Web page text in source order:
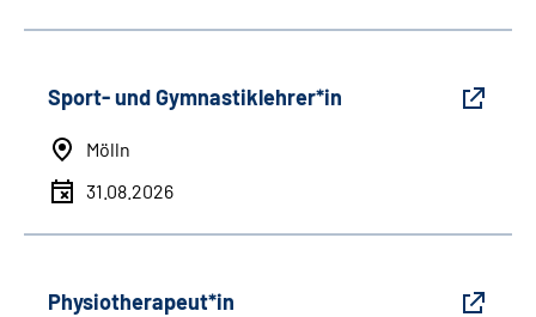
Sport- und Gymnastiklehrer*in
Mölln
31.08.2026
Physiotherapeut*in